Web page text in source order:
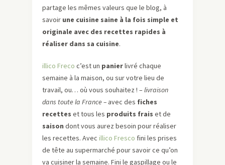
partage les mêmes valeurs que le blog, à
savoir une cuisine saine à la fois simple et
originale avec des recettes rapides à
réaliser dans sa cuisine.
illico Freco c’est un panierlivré chaque
semaine à la maison, ou sur votre lieu de
travail, ou… où vous souhaitez ! –livraison
dans toute la France – avec des fiches
recettes et tous les produits frais et de
saison dont vous aurez besoin pour réaliser
les recettes. Avec illico Fresco fini les prises
de tête au supermarché pour savoir ce qu’on
va cuisiner la semaine. Fini le gaspillage ou le